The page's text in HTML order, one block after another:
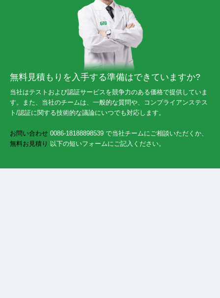
無料見積もりを入手する準備はできていますか?
当社はテストおよび認証サービスを競争力のある価格で提供していま
す。また、当社のチームは、一般的な質問や、コンプライアンステス
ト/認証に関する技術的な議論にいつでも対応します。
お問い合わせ 0086-18188898539 で当社チームにご相談いただくか、
無料お見積り 以下の短いフォームにご記入ください。